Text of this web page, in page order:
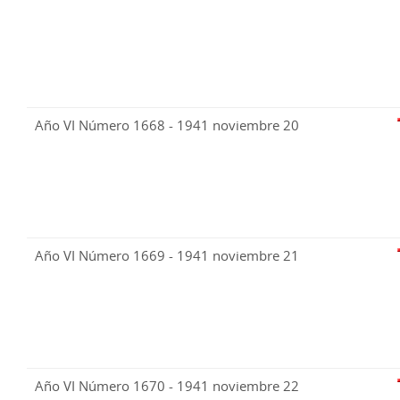
Año VI Número 1668 - 1941 noviembre 20
Año VI Número 1669 - 1941 noviembre 21
Año VI Número 1670 - 1941 noviembre 22